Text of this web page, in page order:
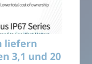
liefern
3,1 und 20